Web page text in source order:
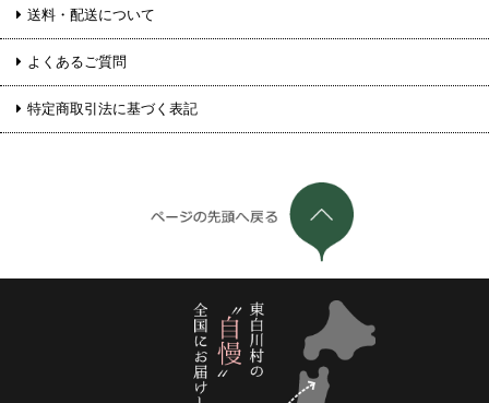
送料・配送について
よくあるご質問
特定商取引法に基づく表記